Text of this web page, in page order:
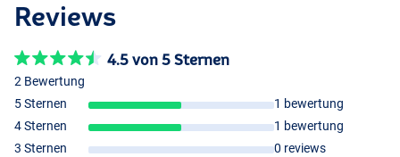
Reviews
4.5 von 5 Sternen
2 Bewertung
5 Sternen
1 bewertung
4 Sternen
1 bewertung
3 Sternen
0 reviews